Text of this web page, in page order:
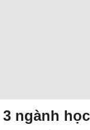
3 ngành